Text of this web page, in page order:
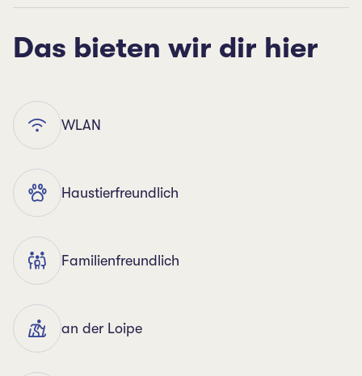
Das bieten wir dir hier
WLAN
Haustierfreundlich
Familienfreundlich
an der Loipe